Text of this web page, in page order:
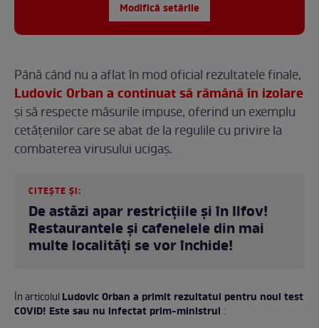
Modifică setările
Până când nu a aflat în mod oficial rezultatele finale,
Ludovic Orban a continuat să rămână în izolare
și să respecte măsurile impuse, oferind un exemplu
cetățenilor care se abat de la regulile cu privire la
combaterea virusului ucigaș.
CITEȘTE ȘI:
De astăzi apar restricțiile și în Ilfov!
Restaurantele și cafenelele din mai
multe localități se vor închide!
În articolulLudovic Orban a primit rezultatul pentru noul test
COVID! Este sau nu infectat prim-ministrul :